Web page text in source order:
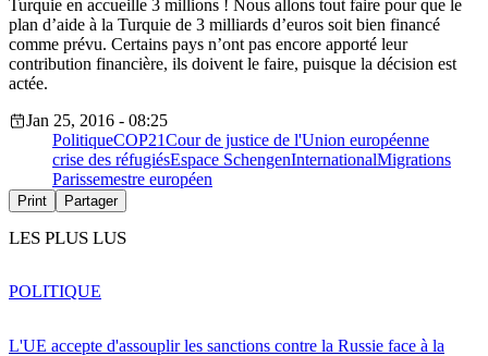
Turquie en accueille 3 millions ! Nous allons tout faire pour que le
plan d’aide à la Turquie de 3 milliards d’euros soit bien financé
comme prévu. Certains pays n’ont pas encore apporté leur
contribution financière, ils doivent le faire, puisque la décision est
actée.
Jan 25, 2016 - 08:25
PolitiqueCOP21Cour de justice de l'Union européenne
crise des réfugiésEspace SchengenInternationalMigrations
Parissemestre européen
Print Partager
LES PLUS LUS
L'UE accepte d'assouplir les sanctions contre la Russie face à la
POLITIQUE